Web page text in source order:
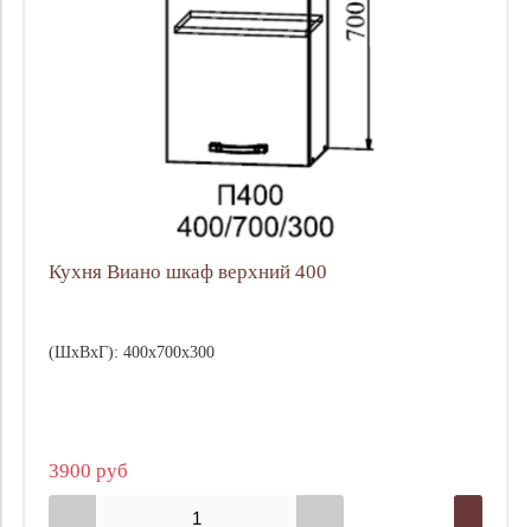
Кухня Виано шкаф верхний 400
(ШхВхГ): 400х700х300
3900 руб